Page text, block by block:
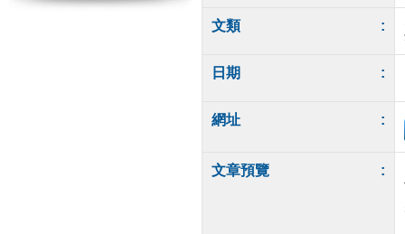
文類 :
日期 :
網址 :
文章預覽 :